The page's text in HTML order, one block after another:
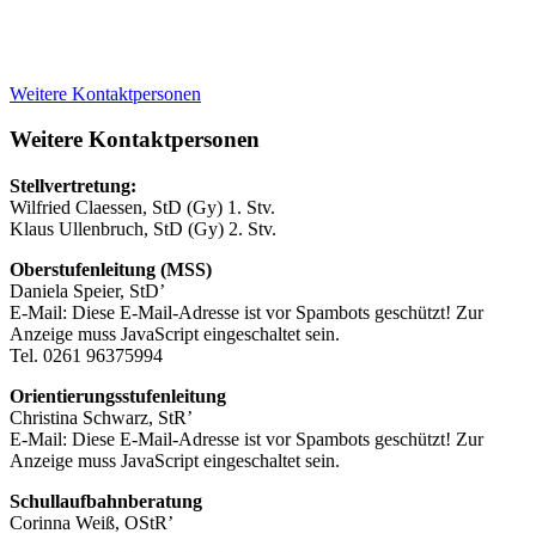
Weitere Kontaktpersonen
Weitere Kontaktpersonen
Stellvertretung:
Wilfried Claessen, StD (Gy) 1. Stv.
Klaus Ullenbruch, StD (Gy) 2. Stv.
Oberstufenleitung (MSS)
Daniela Speier, StD’
E-Mail: Diese E-Mail-Adresse ist vor Spambots geschützt! Zur
Anzeige muss JavaScript eingeschaltet sein.
Tel. 0261 96375994
Orientierungsstufenleitung
Christina Schwarz, StR’
E-Mail: Diese E-Mail-Adresse ist vor Spambots geschützt! Zur
Anzeige muss JavaScript eingeschaltet sein.
Schullaufbahnberatung
Corinna Weiß, OStR’